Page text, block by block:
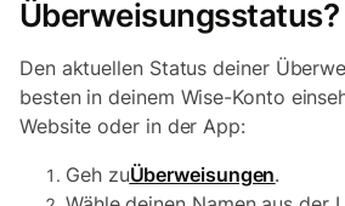
Überweisungsstatus?
Den aktuellen Status deiner
besten in deinem Wise-Konto
Website oder in der App:
Geh zuÜberweisungen.